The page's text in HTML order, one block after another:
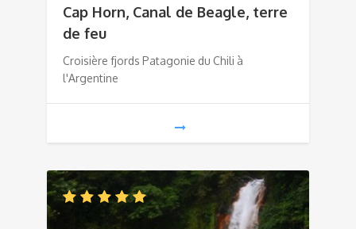
Cap Horn, Canal de Beagle, terre
de feu
Croisière fjords Patagonie du Chili à
l'Argentine